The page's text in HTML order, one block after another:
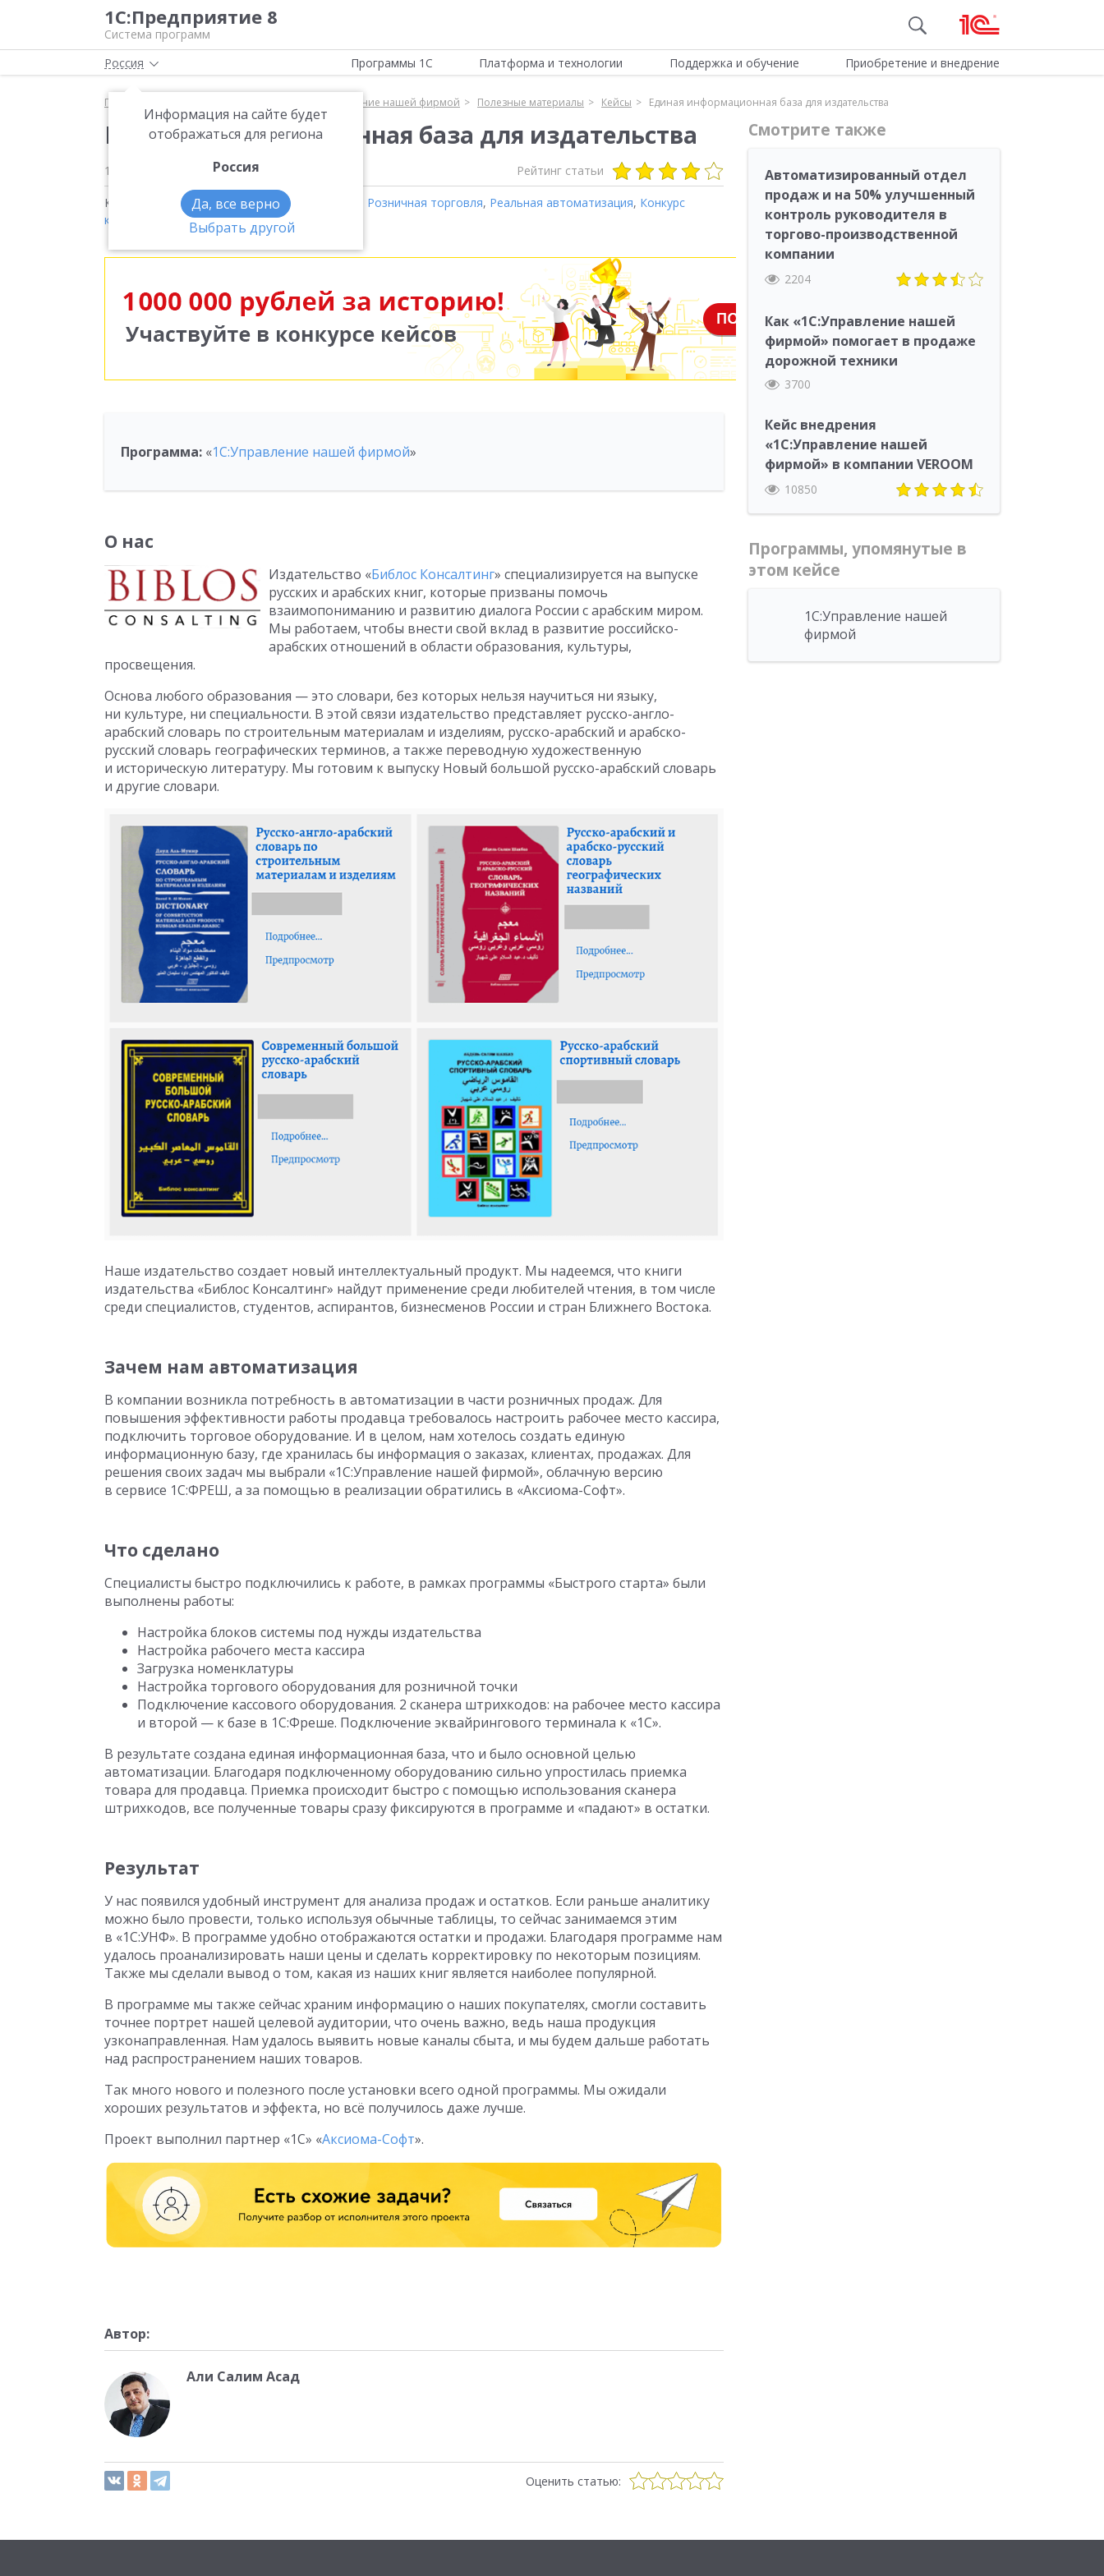
1С:Предприятие 8
Система программ
Россия
Информация на сайте будет
отображаться для региона
Россия
Да, все верно
Выбрать другой
Программы 1С Платформа и технологии Поддержка и обучение Приобретение и внедрение
Главная 1С:Управление нашей фирмой Полезные материалы Кейсы Единая информационная база для издательства
Единая информационная база для издательства
11 декабря 2020 2749 Рейтинг статьи
Кейсы на тему: 1С:Управление нашей фирмой Розничная торговля, Реальная автоматизация, Конкурс
кейсов 2020
Программа: «1С:Управление нашей фирмой»
О нас
Издательство «Библос Консалтинг» специализируется на выпуске
русских и арабских книг, которые призваны помочь
взаимопониманию и развитию диалога России с арабским миром.
Мы работаем, чтобы внести свой вклад в развитие российско-
арабских отношений в области образования, культуры,
просвещения.
Основа любого образования — это словари, без которых нельзя научиться ни языку,
ни культуре, ни специальности. В этой связи издательство представляет русско-англо-
арабский словарь по строительным материалам и изделиям, русско-арабский и арабско-
русский словарь географических терминов, а также переводную художественную
и историческую литературу. Мы готовим к выпуску Новый большой русско-арабский словарь
и другие словари.
Наше издательство создает новый интеллектуальный продукт. Мы надеемся, что книги
издательства «Библос Консалтинг» найдут применение среди любителей чтения, в том числе
среди специалистов, студентов, аспирантов, бизнесменов России и стран Ближнего Востока.
Зачем нам автоматизация
В компании возникла потребность в автоматизации в части розничных продаж. Для
повышения эффективности работы продавца требовалось настроить рабочее место кассира,
подключить торговое оборудование. И в целом, нам хотелось создать единую
информационную базу, где хранилась бы информация о заказах, клиентах, продажах. Для
решения своих задач мы выбрали «1С:Управление нашей фирмой», облачную версию
в сервисе 1С:ФРЕШ, а за помощью в реализации обратились в «Аксиома-Софт».
Что сделано
Специалисты быстро подключились к работе, в рамках программы «Быстрого старта» были
выполнены работы:
Настройка блоков системы под нужды издательства
Настройка рабочего места кассира
Загрузка номенклатуры
Настройка торгового оборудования для розничной точки
Подключение кассового оборудования. 2 сканера штрихкодов: на рабочее место кассира
и второй — к базе в 1С:Фреше. Подключение эквайрингового терминала к «1С».
В результате создана единая информационная база, что и было основной целью
автоматизации. Благодаря подключенному оборудованию сильно упростилась приемка
товара для продавца. Приемка происходит быстро с помощью использования сканера
штрихкодов, все полученные товары сразу фиксируются в программе и «падают» в остатки.
Результат
У нас появился удобный инструмент для анализа продаж и остатков. Если раньше аналитику
можно было провести, только используя обычные таблицы, то сейчас занимаемся этим
в «1С:УНФ». В программе удобно отображаются остатки и продажи. Благодаря программе нам
удалось проанализировать наши цены и сделать корректировку по некоторым позициям.
Также мы сделали вывод о том, какая из наших книг является наиболее популярной.
В программе мы также сейчас храним информацию о наших покупателях, смогли составить
точнее портрет нашей целевой аудитории, что очень важно, ведь наша продукция
узконаправленная. Нам удалось выявить новые каналы сбыта, и мы будем дальше работать
над распространением наших товаров.
Так много нового и полезного после установки всего одной программы. Мы ожидали
хороших результатов и эффекта, но всё получилось даже лучше.
Проект выполнил партнер «1С» «Аксиома-Софт».
Автор:
Али Салим Асад
Оценить статью:
Смотрите также
Автоматизированный отдел
продаж и на 50% улучшенный
контроль руководителя в
торгово-производственной
компании
2204
Как «1С:Управление нашей
фирмой» помогает в продаже
дорожной техники
3700
Кейс внедрения
«1С:Управление нашей
фирмой» в компании VEROOM
10850
Программы, упомянутые в
этом кейсе
1С:Управление нашей
фирмой